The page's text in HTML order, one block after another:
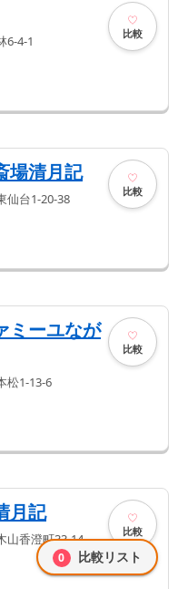
6-4-1 比較
場清月記
仙台1-20-38 比較
ミーユなが
松1-13-6
比較
月記
山香澄町33-14 比較
0 比較リスト